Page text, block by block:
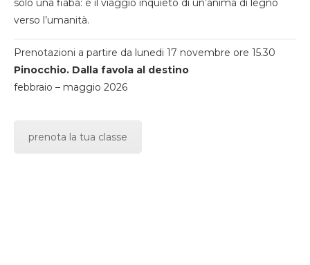
solo una fiaba: è il viaggio inquieto di un’anima di legno
verso l’umanità.
Prenotazioni a partire da lunedi 17 novembre ore 15.30
Pinocchio. Dalla favola al destino
febbraio – maggio 2026
prenota la tua classe